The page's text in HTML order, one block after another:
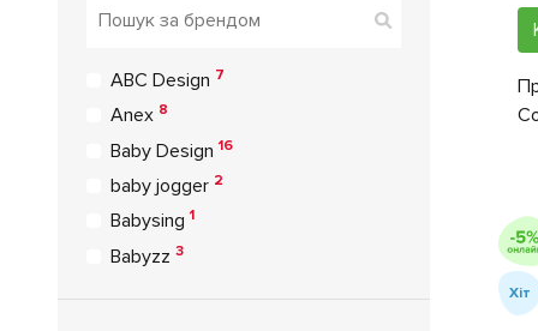
ABC Design 7
Anex 8
Baby Design16
baby jogger 2
Babysing1
Babyzz 3
Хіт